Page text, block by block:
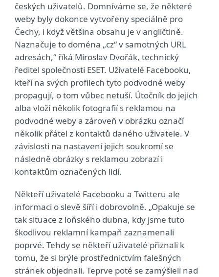
českých uživatelů. Domníváme se, že některé
weby byly dokonce vytvořeny speciálně pro
Čechy, i když většina obsahu je v angličtině.
Naznačuje to doména „cz“ v samotných URL
adresách,“ říká Miroslav Dvořák, technický
ředitel společnosti ESET. Uživatelé Facebooku,
kteří na svých profilech tyto podvodné weby
propagují, o tom vůbec netuší. Útočník do jejich
alba vloží několik fotografií s reklamou na
podvodné weby a zároveň v obrázku označí
několik přátel z kontaktů daného uživatele. V
závislosti na nastavení jejich soukromí se
následně obrázky s reklamou zobrazí i
kontaktům označených lidí.
Někteří uživatelé Facebooku a Twitteru ale
informaci o slevě šíří i dobrovolně. „Opakuje se
tak situace z loňského dubna, kdy jsme tuto
škodlivou reklamní kampaň zaznamenali
poprvé. Tehdy se někteří uživatelé přiznali k
tomu, že si brýle prostřednictvím falešných
stránek objednali. Teprve poté se zamýšleli nad